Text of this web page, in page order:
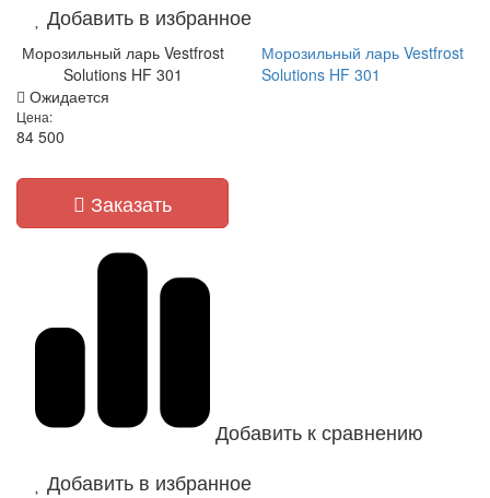
Добавить в избранное
Морозильный ларь Vestfrost
Solutions HF 301
Морозильный ларь Vestfrost
Solutions HF 301
Ожидается
Цена:
84 500
Заказать
Добавить к сравнению
Добавить в избранное